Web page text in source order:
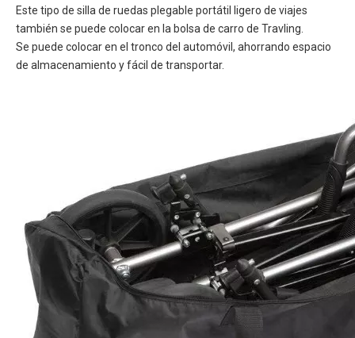
Este tipo de silla de ruedas plegable portátil ligero de viajes
también se puede colocar en la bolsa de carro de Travling.
Se puede colocar en el tronco del automóvil, ahorrando espacio
de almacenamiento y fácil de transportar.